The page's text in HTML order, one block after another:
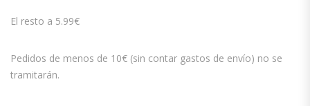
El resto a 5.99€
Pedidos de menos de 10€ (sin contar gastos de envío) no se
tramitarán.